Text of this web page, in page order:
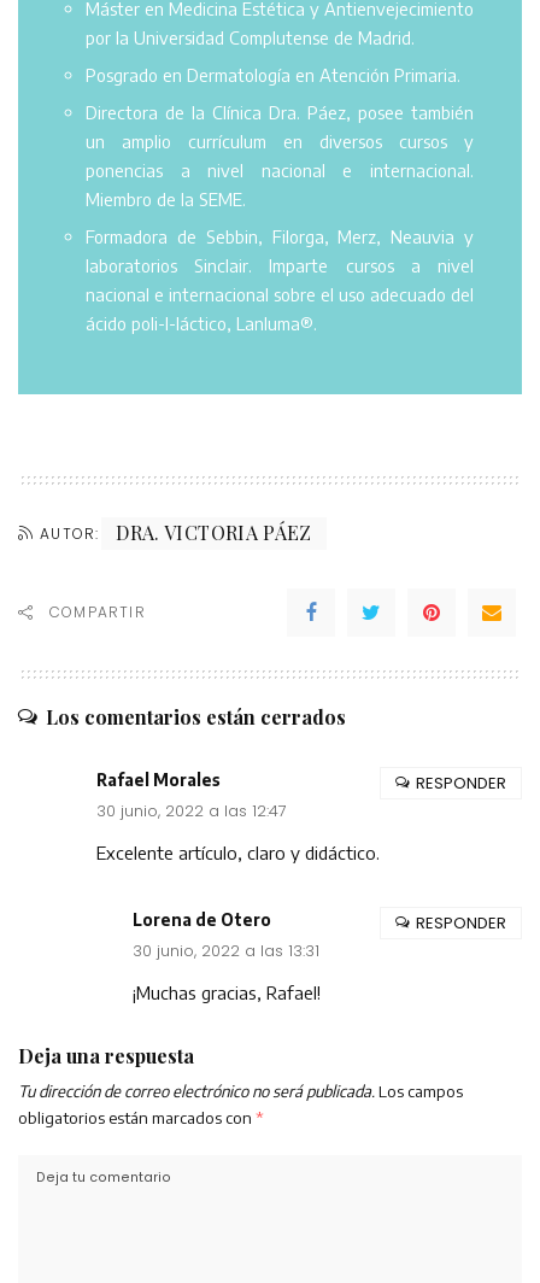
Máster en Medicina Estética y Antienvejecimiento
por la Universidad Complutense de Madrid.
Posgrado en Dermatología en Atención Primaria.
Directora de la Clínica Dra. Páez, posee también
un amplio currículum en diversos cursos y
ponencias a nivel nacional e internacional.
Miembro de la SEME.
Formadora de Sebbin, Filorga, Merz, Neauvia y
laboratorios Sinclair. Imparte cursos a nivel
nacional e internacional sobre el uso adecuado del
ácido poli-l-láctico, Lanluma®.
AUTOR: DRA. VICTORIA PÁEZ
COMPARTIR
Los comentarios están cerrados
Rafael Morales
30 junio, 2022 a las 12:47
Excelente artículo, claro y didáctico.
RESPONDER
Lorena de Otero
30 junio, 2022 a las 13:31
¡Muchas gracias, Rafael!
RESPONDER
Deja una respuesta
Tu dirección de correo electrónico no será publicada. Los campos
obligatorios están marcados con *